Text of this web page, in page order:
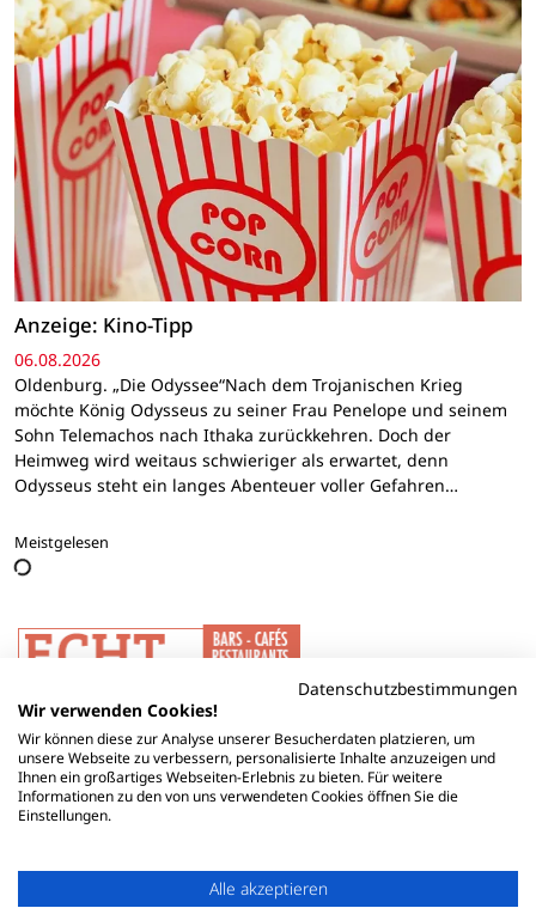
Anzeige: Kino-Tipp
06.08.2026
Oldenburg. „Die Odyssee“Nach dem Trojanischen Krieg
möchte König Odysseus zu seiner Frau Penelope und seinem
Sohn Telemachos nach Ithaka zurückkehren. Doch der
Heimweg wird weitaus schwieriger als erwartet, denn
Odysseus steht ein langes Abenteuer voller Gefahren…
Meistgelesen
Datenschutzbestimmungen
Wir verwenden Cookies!
Wir können diese zur Analyse unserer Besucherdaten platzieren, um
unsere Webseite zu verbessern, personalisierte Inhalte anzuzeigen und
Ihnen ein großartiges Webseiten-Erlebnis zu bieten. Für weitere
Informationen zu den von uns verwendeten Cookies öffnen Sie die
Einstellungen.
Alle akzeptieren